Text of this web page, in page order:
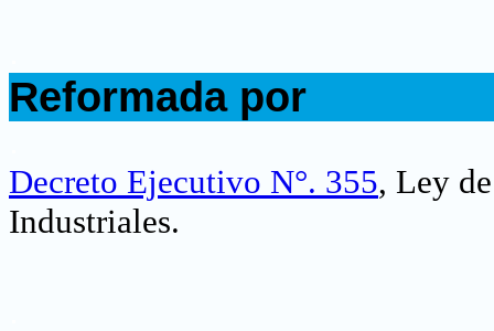
Reformada por
Decreto Ejecutivo N°. 355, Ley
Industriales.